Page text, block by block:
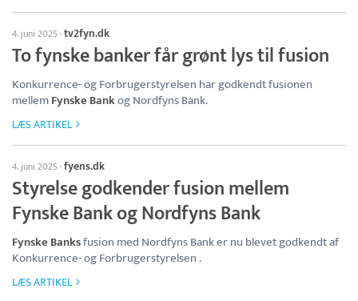
4. juni 2025·tv2fyn.dk
To fynske banker får grønt lys til fusion
Konkurrence- og Forbrugerstyrelsen har godkendt fusionen
mellemFynske Bankog Nordfyns Bank.
LÆS ARTIKEL
4. juni 2025·fyens.dk
Styrelse godkender fusion mellem
Fynske Bank og Nordfyns Bank
Fynske Banksfusion med Nordfyns Bank er nu blevet godkendt af
Konkurrence- og Forbrugerstyrelsen .
LÆS ARTIKEL